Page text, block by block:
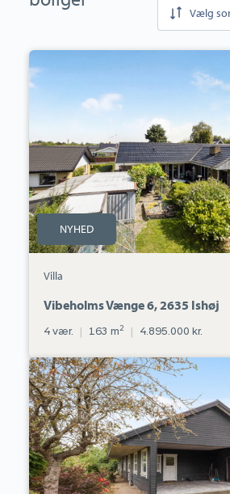
Vælg
Vibeholms
Vænge
Ishøj
NYHED
Villa
Vibeholms Vænge 6, 2635 Ishøj
4 vær. | 163 m2 | 4.895.000 kr.
Villa:
Rosmosevej
36,
2650
Hvidovre